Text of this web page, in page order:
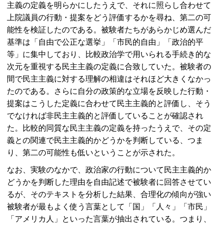
主義の定義を明らかにしたうえで、それに照らし合わせて
上院議員の行動・提案をどう評価するかを尋ね、第二の可
能性を検証したのである。被験者たちがあらかじめ選んだ
基準は「自由で公正な選挙」「市民的自由」「政治的平
等」に集中しており、比較政治学で用いられる手続き的な
次元を重視する民主主義の定義に合致していた。被験者の
間で民主主義に対する理解の相違はそれほど大きくなかっ
たのである。さらに自分の政策的な立場を反映した行動・
提案はこうした定義に合わせて民主主義的と評価し、そう
でなければ非民主主義的と評価していることが確認され
た。比較的同質な民主主義の定義を持ったうえで、その定
義との関連で民主主義的かどうかを判断している、つま
り、第二の可能性も低いということが示された。
なお、実験のなかで、政治家の行動について民主主義的か
どうかを判断した理由を自由記述で被験者に回答させてい
るが、そのテキストを分析した結果、合理化の傾向が強い
被験者が最もよく使う言葉として「国」「人々」「市民」
「アメリカ人」といった言葉が抽出されている。つまり、